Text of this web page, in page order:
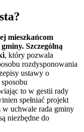
mieszkańcom
Szczególną
, który pozwala
rozdysponowania
ustawy o
to w gestii rady
spełniać projekt
uchwale rada gminy
niezbędne do